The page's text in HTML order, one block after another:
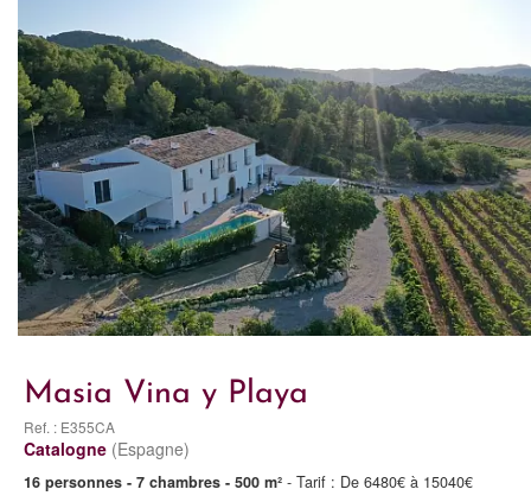
Masia Vina y Playa
Ref. : E355CA
Catalogne (Espagne)
16 personnes - 7 chambres - 500 m² - Tarif : De 6480€ à 15040€